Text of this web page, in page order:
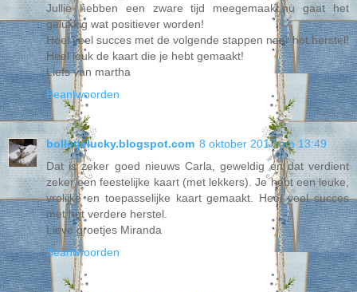
Jullie hebben een zware tijd meegemaakt,nu gaat het
gelukkig wat positiever worden!
Heel veel succes met de volgende stappen naar het herstel!
Heel leuk de kaart die je hebt gemaakt!
Liefs van martha
Beantwoorden
bolletjelucky.blogspot.com 8 oktober 2017 om 13:49
Dat is zeker goed nieuws Carla, geweldig en dat verdient
zeker een feestelijke kaart (met lekkers). Je hebt een leuke,
vrolijke en toepasselijke kaart gemaakt. Heel veel succes
met het verdere herstel.
Lieve groetjes Miranda
Beantwoorden